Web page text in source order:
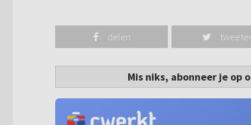
delen
Mis niks, abonneer je op